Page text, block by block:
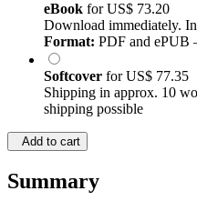
eBook forUS$ 73.20
Download immediately.
Format: PDF and ePUB
Softcover forUS$ 77.35
Shipping in approx. 10
shipping possible
Add to cart
Summary